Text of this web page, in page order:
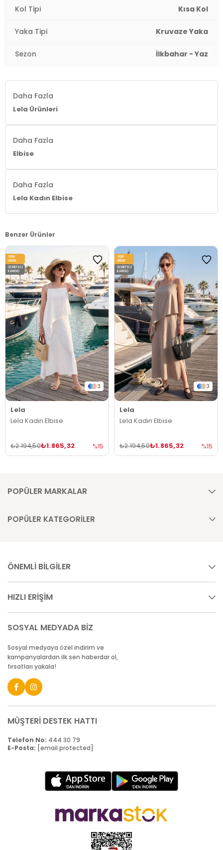
2DY5865723.61
Kol Tipi Kısa Kol
Yaka Tipi Kruvaze Yaka
Sezon İlkbahar - Yaz
Daha Fazla
Lela Ürünleri
Daha Fazla
Elbise
Daha Fazla
Lela Kadın Elbise
Benzer Ürünler
3
Lela
Lela Kadın Elbise
₺1.865,32
₺2.194,50 %15
YENI
ÜRÜN
ÜCRETSIZ
KARGO
3
Lela
Lela Kadın Elbise
₺1.865,32
₺2.194,50 %15
YENI
ÜRÜN
ÜCRETSIZ
KARGO
POPÜLER MARKALAR
POPÜLER KATEGORİLER
ÖNEMLİ BİLGİLER
HIZLI ERİŞİM
SOSYAL MEDYADA BİZ
Sosyal medyaya özel indirim ve
kampanyalardan ilk sen haberdar ol,
fırsatları yakala!
MÜŞTERİ DESTEK HATTI
Telefon No: 444 30 79
E-Posta: [email protected]